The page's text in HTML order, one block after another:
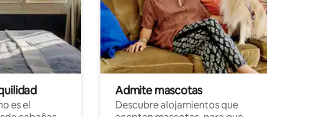
es el
Admite mascotas
Descubre alojamientos que